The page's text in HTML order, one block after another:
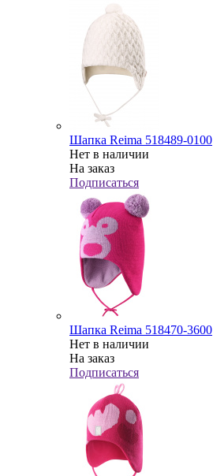
Шапка Reima 518489-0100
Нет в наличии
На заказ
Подписаться
Шапка Reima 518470-3600
Нет в наличии
На заказ
Подписаться